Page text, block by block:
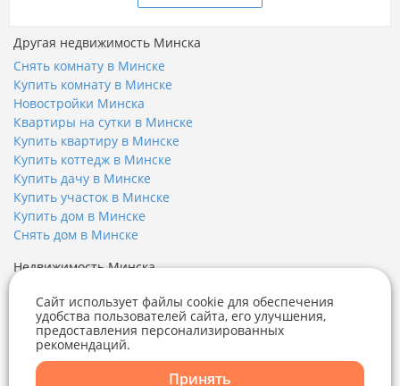
Другая недвижимость Минска
Снять комнату в Минске
Купить комнату в Минске
Новостройки Минска
Квартиры на сутки в Минске
Купить квартиру в Минске
Купить коттедж в Минске
Купить дачу в Минске
Купить участок в Минске
Купить дом в Минске
Снять дом в Минске
Недвижимость Минска
Купить квартиру в новостройке
Купить дом
Купить коттедж
Купить гараж
Сайт использует файлы cookie для обеспечения
удобства пользователей сайта, его улучшения,
предоставления персонализированных
рекомендаций.
Принять